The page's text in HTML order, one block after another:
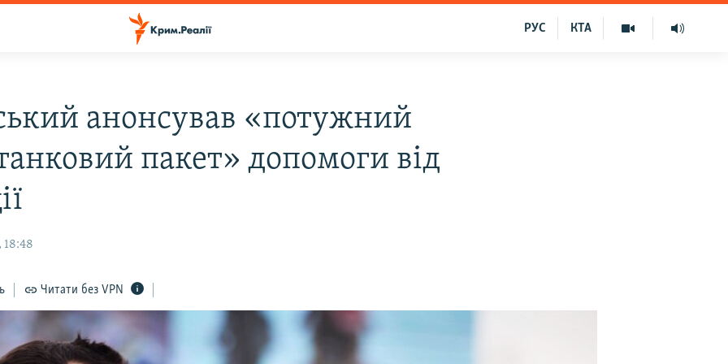
КТА
РУС
анонсував «потужний
пакет» допомоги від
18:48
Читати без VPN